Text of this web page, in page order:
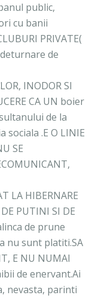
public,
cu banii
PRIVATE(
de
INODOR SI
CA UN boier
de la
sociala .E O LINIE
SE
LA HIBERNARE
PUTINI SI DE
de prune
nu sunt platiti.SA
E NU NUMAI
de enervant.Ai
nevasta, parinti